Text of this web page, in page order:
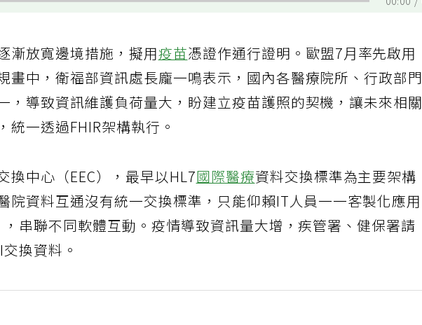
00:00 /
漸放寬邊境措施，擬用疫苗憑證作通行證明。歐盟7月率先啟用
畫中，衛福部資訊處長龐一鳴表示，國內各醫療院所、行政部門
，導致資訊維護負荷量大，盼建立疫苗護照的契機，讓未來相關
統一透過FHIR架構執行。
換中心（EEC），最早以HL7國際醫療資料交換標準為主要架構
院資料互通沒有統一交換標準，只能仰賴IT人員一一客製化應用
串聯不同軟體互動。疫情導致資訊量大增，疾管署、健保署請
換資料。